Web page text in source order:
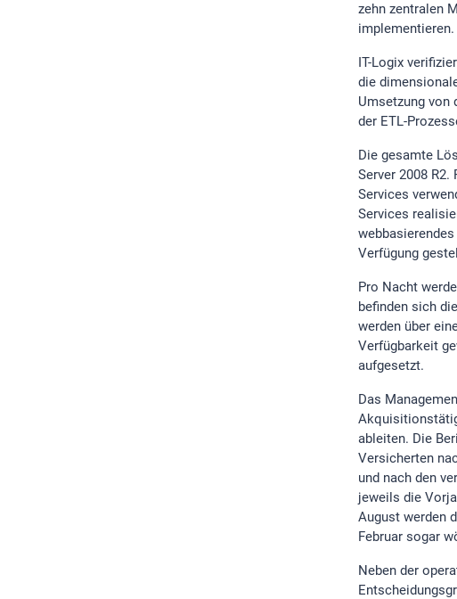
zehn zentralen
implementieren.
IT-Logix
die
Umsetzung von
der ETL-
Die gesamte
Server 2008 R2.
Services
Services
Verfügung
Pro Nacht
befinden sich
werden über
Verfügbarkeit
aufgesetzt.
Das
ableiten. Die
Versicherten
und nach den
jeweils die
August werden
Februar sogar
Neben der